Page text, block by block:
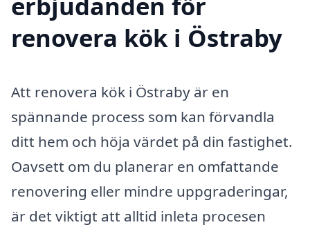
renovera kök i Östraby
Att renovera kök i Östraby är en
spännande process som kan förvandla
ditt hem och höja värdet på din fastighet.
Oavsett om du planerar en omfattande
renovering eller mindre uppgraderingar,
är det viktigt att alltid inleta procesen